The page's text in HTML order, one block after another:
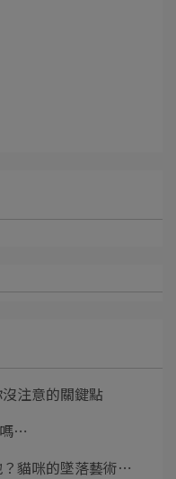
注意的關鍵點
⋯
貓咪的墜落藝術⋯